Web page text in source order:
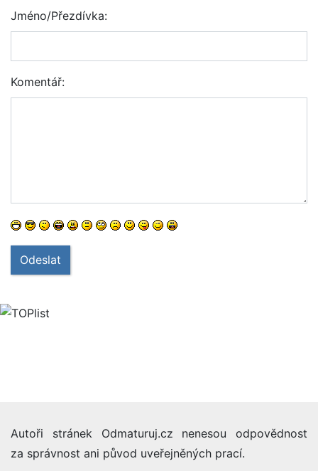
Jméno/Přezdívka:
Komentář:
Odeslat
Autoři stránek Odmaturuj.cz nenesou odpovědnost
za správnost ani původ uveřejněných prací.